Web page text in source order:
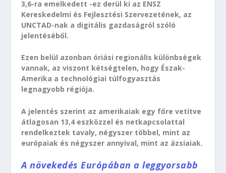
3,6-ra emelkedett -ez derül ki az ENSZ
Kereskedelmi és Fejlesztési Szervezetének, az
UNCTAD-nak a digitális gazdaságról szóló
jelentéséből.
Ezen belül azonban óriási regionális különbségek
vannak, az viszont kétségtelen, hogy Észak-
Amerika a technológiai túlfogyasztás
legnagyobb régiója.
A jelentés szerint az amerikaiak egy főre vetítve
átlagosan 13,4 eszközzel és netkapcsolattal
rendelkeztek tavaly, négyszer többel, mint az
európaiak és négyszer annyival, mint az ázsiaiak.
A növekedés Európában a leggyorsabb